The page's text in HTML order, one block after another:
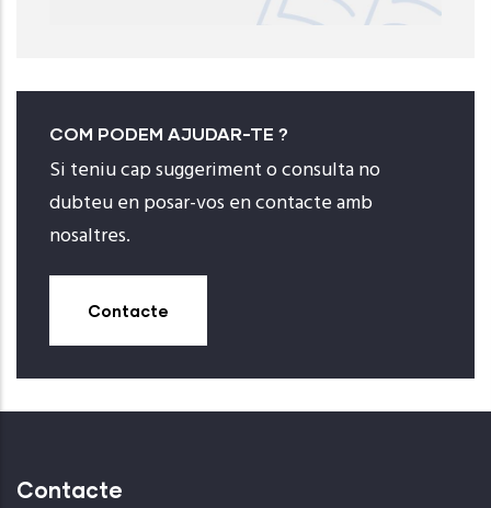
COM PODEM AJUDAR-TE ?
Si teniu cap suggeriment o consulta no
dubteu en posar-vos en contacte amb
nosaltres.
Contacte
Contacte